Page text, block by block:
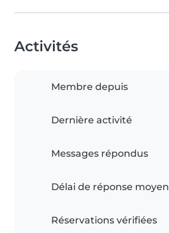
Activités
Membre depuis
Dernière activité
Messages répondus
Délai de réponse moyen
Réservations vérifiées